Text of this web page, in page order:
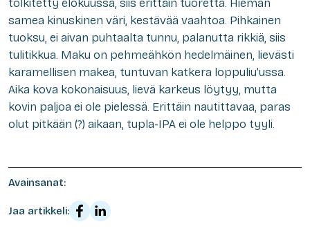
samea kinuskinen väri, kestävää vaahtoa. Pihkainen
tuoksu, ei aivan puhtaalta tunnu, palanutta rikkiä, siis
tulitikkua. Maku on pehmeähkön hedelmäinen, lievästi
karamellisen makea, tuntuvan katkera loppuliu’ussa.
Aika kova kokonaisuus, lievä karkeus löytyy, mutta
kovin paljoa ei ole pielessä. Erittäin nautittavaa, paras
olut pitkään (?) aikaan, tupla-IPA ei ole helppo tyyli.
Avainsanat:
Jaa artikkeli: